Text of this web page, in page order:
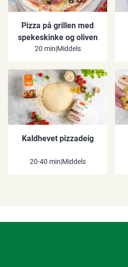
Pizza på grillen med
spekeskinke og oliven
20 min|Middels
Kaldhevet pizzadeig
20-40 min|Middels